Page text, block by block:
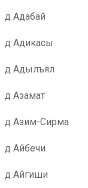
д Адабай
д Адикасы
д Адылъял
д Азамат
д Азим-Сирма
д Айбечи
д Айгиши